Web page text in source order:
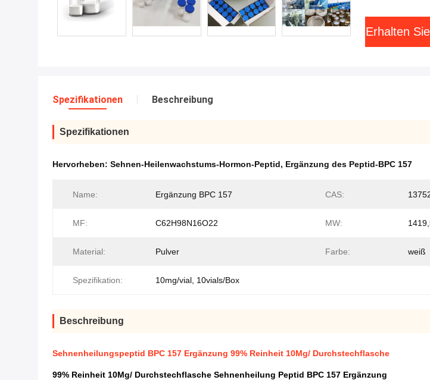
Erhalten
Spezifikationen Beschreibung
Spezifikationen
Hervorheben: Sehnen-Heilenwachstums-Hormon-Peptid, Ergänzung des Peptid-BPC 157
Name: Ergänzung BPC 157 CAS:
MF: C62H98N16O22 MW:
Material: Pulver Farbe: weiß
Spezifikation: 10mg/vial, 10vials/Box
Beschreibung
Sehnenheilungspeptid BPC 157 Ergänzung 99% Reinheit 10Mg/ Durchstechflasche
99% Reinheit 10Mg/ Durchstechflasche Sehnenheilung Peptid BPC 157 Ergänzung